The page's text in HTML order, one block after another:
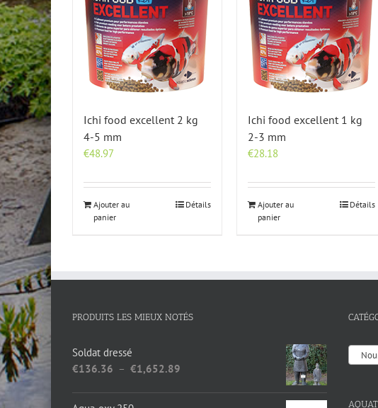
Ichi food excellent 2 kg
4-5 mm
€48.97
Ajouter au
panier
Détails
Ichi food excellent 1 kg
2-3 mm
€28.18
Ajouter au
panier
Détails
PRODUITS LES MIEUX NOTÉS
Soldat dressé
€136.36 – €1,652.89